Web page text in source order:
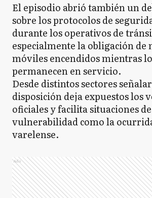
El episodio abrió también un
sobre los protocolos de
durante los operativos de
especialmente la obligación de
móviles encendidos mientras
permanecen en servicio.
Desde distintos sectores
disposición deja expuestos los
oficiales y facilita situaciones de
vulnerabilidad como la
varelense.
Ads